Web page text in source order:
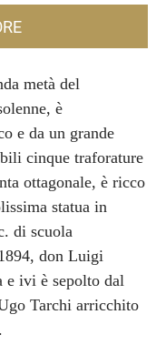
metà del
è
e da un grande
cinque traforature
ottagonale, è ricco
statua in
di scuola
don Luigi
e ivi è sepolto dal
Tarchi arricchito